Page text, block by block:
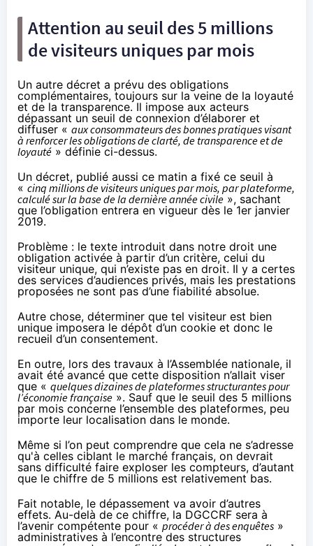
Attention au seuil des 5 millions
de visiteurs uniques par mois
Un autre décret a prévu des obligations
complémentaires, toujours sur la veine de la loyauté
et de la transparence. Il impose aux acteurs
dépassant un seuil de connexion d’élaborer et
diffuser « aux consommateurs des bonnes pratiques visant
à renforcer les obligations de clarté, de transparence et de
loyauté » définie ci-dessus.
Un décret, publié aussi ce matin a fixé ce seuil à
« cinq millions de visiteurs uniques par mois, par plateforme,
calculé sur la base de la dernière année civile », sachant
que l’obligation entrera en vigueur dès le 1er janvier
2019.
Problème : le texte introduit dans notre droit une
obligation activée à partir d’un critère, celui du
visiteur unique, qui n’existe pas en droit. Il y a certes
des services d’audiences privés, mais les prestations
proposées ne sont pas d’une fiabilité absolue.
Autre chose, déterminer que tel visiteur est bien
unique imposera le dépôt d’un cookie et donc le
recueil d’un consentement.
En outre, lors des travaux à l’Assemblée nationale, il
avait été avancé que cette disposition n’allait viser
que « quelques dizaines de plateformes structurantes pour
l’économie française ». Sauf que le seuil des 5 millions
par mois concerne l’ensemble des plateformes, peu
importe leur localisation dans le monde.
Même si l’on peut comprendre que cela ne s’adresse
qu'à celles ciblant le marché français, on devrait
sans difficulté faire exploser les compteurs, d’autant
que le chiffre de 5 millions est relativement bas.
Fait notable, le dépassement va avoir d’autres
effets. Au-delà de ce chiffre, la DGCCRF sera à
l’avenir compétente pour « procéderà des enquêtes »
administratives à l’encontre des structures